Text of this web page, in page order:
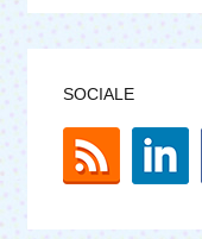
SOCIALE